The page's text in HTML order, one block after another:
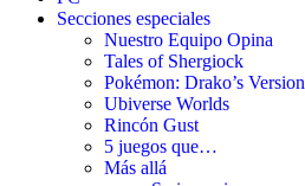
Secciones especiales
Nuestro Equipo Opina
Tales of Shergiock
Pokémon: Drako’s Version
Ubiverse Worlds
Rincón Gust
5 juegos que…
Más allá